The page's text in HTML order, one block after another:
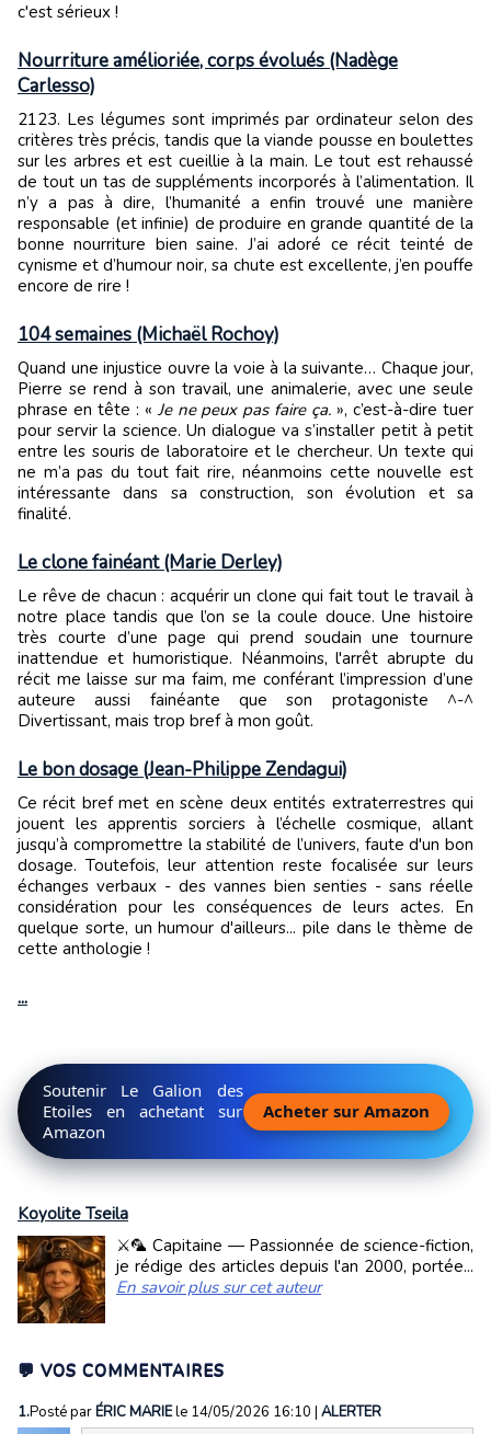
c'est sérieux !
Nourriture amélioriée, corps évolués (Nadège
Carlesso)
2123. Les légumes sont imprimés par ordinateur selon des
critères très précis, tandis que la viande pousse en boulettes
sur les arbres et est cueillie à la main. Le tout est rehaussé
de tout un tas de suppléments incorporés à l’alimentation. Il
n’y a pas à dire, l’humanité a enfin trouvé une manière
responsable (et infinie) de produire en grande quantité de la
bonne nourriture bien saine. J’ai adoré ce récit teinté de
cynisme et d’humour noir, sa chute est excellente, j’en pouffe
encore de rire !
104 semaines (Michaël Rochoy)
Quand une injustice ouvre la voie à la suivante… Chaque jour,
Pierre se rend à son travail, une animalerie, avec une seule
phrase en tête : « Je ne peux pas faire ça. », c’est-à-dire tuer
pour servir la science. Un dialogue va s’installer petit à petit
entre les souris de laboratoire et le chercheur. Un texte qui
ne m’a pas du tout fait rire, néanmoins cette nouvelle est
intéressante dans sa construction, son évolution et sa
finalité.
Le clone fainéant (Marie Derley)
Le rêve de chacun : acquérir un clone qui fait tout le travail à
notre place tandis que l’on se la coule douce. Une histoire
très courte d’une page qui prend soudain une tournure
inattendue et humoristique. Néanmoins, l'arrêt abrupte du
récit me laisse sur ma faim, me conférant l’impression d’une
auteure aussi fainéante que son protagoniste ^-^
Divertissant, mais trop bref à mon goût.
Le bon dosage (Jean-Philippe Zendagui)
Ce récit bref met en scène deux entités extraterrestres qui
jouent les apprentis sorciers à l’échelle cosmique, allant
jusqu’à compromettre la stabilité de l’univers, faute d'un bon
dosage. Toutefois, leur attention reste focalisée sur leurs
échanges verbaux - des vannes bien senties - sans réelle
considération pour les conséquences de leurs actes. En
quelque sorte, un humour d'ailleurs... pile dans le thème de
cette anthologie !
...
Soutenir Le Galion des
Etoiles en achetant sur
Amazon
Acheter sur Amazon
Koyolite Tseila
⚔️🦜 Capitaine — Passionnée de science-fiction,
je rédige des articles depuis l'an 2000, portée...
En savoir plus sur cet auteur
💬 VOS COMMENTAIRES
1.Posté parÉRIC MARIEle 14/05/2026 16:10 | ALERTER